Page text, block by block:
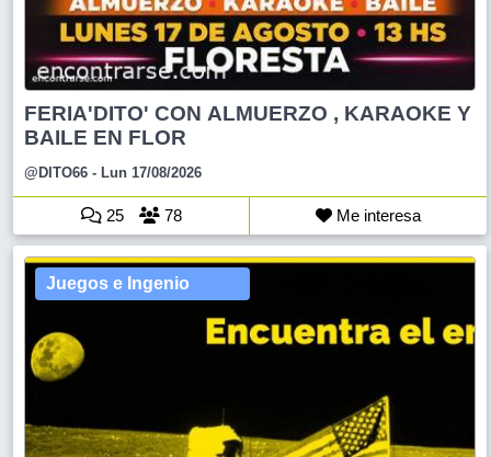
FERIA'DITO' CON ALMUERZO , KARAOKE Y
BAILE EN FLOR
@DITO66 - Lun 17/08/2026
25 78 Me interesa
Juegos e Ingenio